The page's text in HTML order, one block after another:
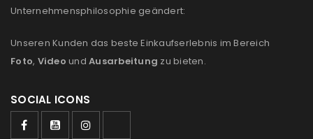
Unternehmensphilosophie geändert:
Unseren Kunden das beste Einkaufserlebnis im Bereich
Foto, Video und Ausarbeitung zu bieten.
SOCIAL ICONS